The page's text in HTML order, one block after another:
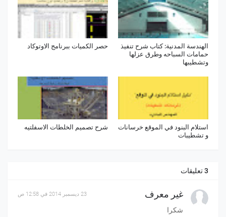
الهندسة المدنية: كتاب شرح تنفيذ
حمامات السباحه وطرق عزلها
وتشطيبها
حصر الكميات ببرنامج الاوتوكاد
استلام البنود في الموقع خرسانات
و تشطيبات
شرح تصميم الخلطات الاسفلتيه
3 تعليقات
غير معرف 23 ديسمبر 2014 في 12:58 ص
شكرا